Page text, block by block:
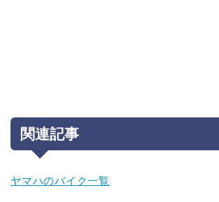
関連記事
ヤマハのバイク一覧